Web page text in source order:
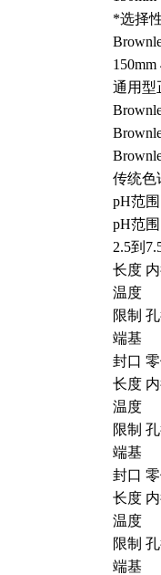
*选择
通用型
传统色
pH范
pH范
2.5到
长度
温度
限制
端基
封口
长度
温度
限制
端基
封口
长度
温度
限制
端基